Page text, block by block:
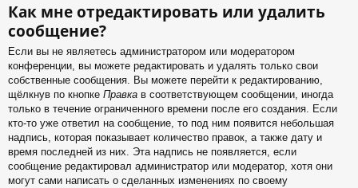
Как мне отредактировать или удалить
сообщение?
Если вы не являетесь администратором или модератором
конференции, вы можете редактировать и удалять только свои
собственные сообщения. Вы можете перейти к редактированию,
щёлкнув по кнопке Правка в соответствующем сообщении, иногда
только в течение ограниченного времени после его создания. Если
кто-то уже ответил на сообщение, то под ним появится небольшая
надпись, которая показывает количество правок, а также дату и
время последней из них. Эта надпись не появляется, если
сообщение редактировал администратор или модератор, хотя они
могут сами написать о сделанных изменениях по своему